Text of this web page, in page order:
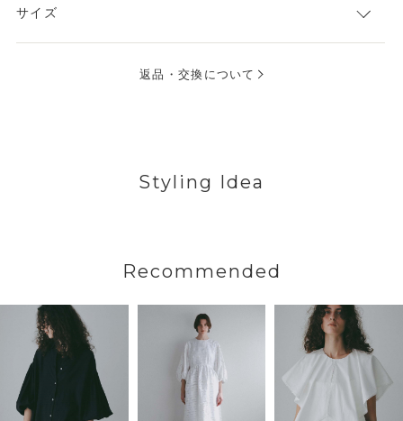
サイズ
返品・交換について
Styling Idea
Recommended